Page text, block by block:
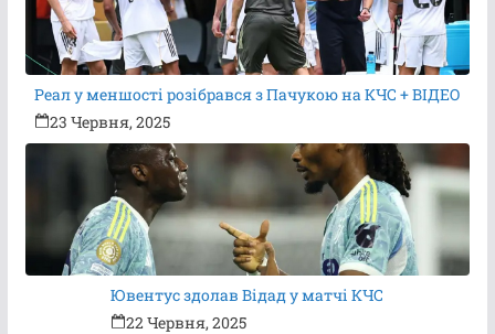
Реал у меншості розібрався з Пачукою на КЧС + ВІДЕО
23 Червня, 2025
Ювентус здолав Відад у матчі КЧС
22 Червня, 2025